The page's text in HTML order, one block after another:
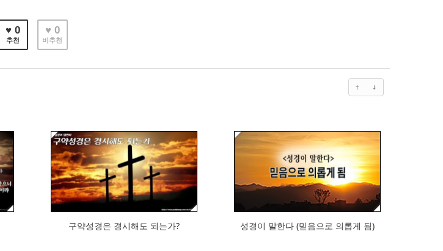
♥ 0
추천
♥ 0
비추천
397
구약성경은 경시해도 되는가?
445
성경이 말한다 (믿음으로 의롭게 됨)